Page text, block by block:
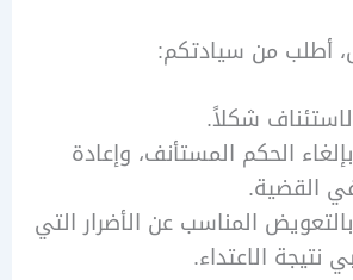
سيادتكم:
شكلاً.
المستأنف، وإعادة
المناسب عن الأضرار التي